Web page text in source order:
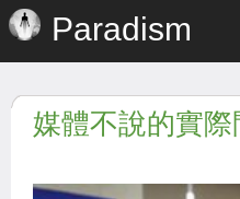
Paradism
媒體不說的實際